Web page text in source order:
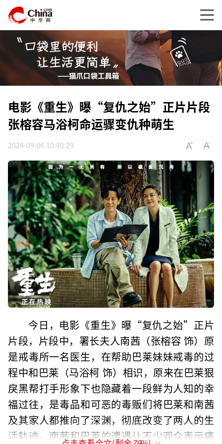
电影《重生》曝“复仇之始”正片片段
张榕容马浴柯命运骤变仇种萌生
2024-09-06 10:40:29
今日，电影《重生》曝“复仇之始”正片
片段，片段中，署长夫人南茜（张榕容 饰）原
是戒毒所一名医生，在帮助巴莱妹妹戒毒的过
程中和巴莱（马浴柯 饰）相识，原来在巴莱狠
戾黑帮打手形象下也隐藏着一段鲜为人知的幸
福过往，是毒品和可恶的毒贩们将巴莱和南茜
及其家人都推向了深渊，彻底改变了两人的生
活轨迹。南茜和巴莱的遭遇让不少观众表示痛